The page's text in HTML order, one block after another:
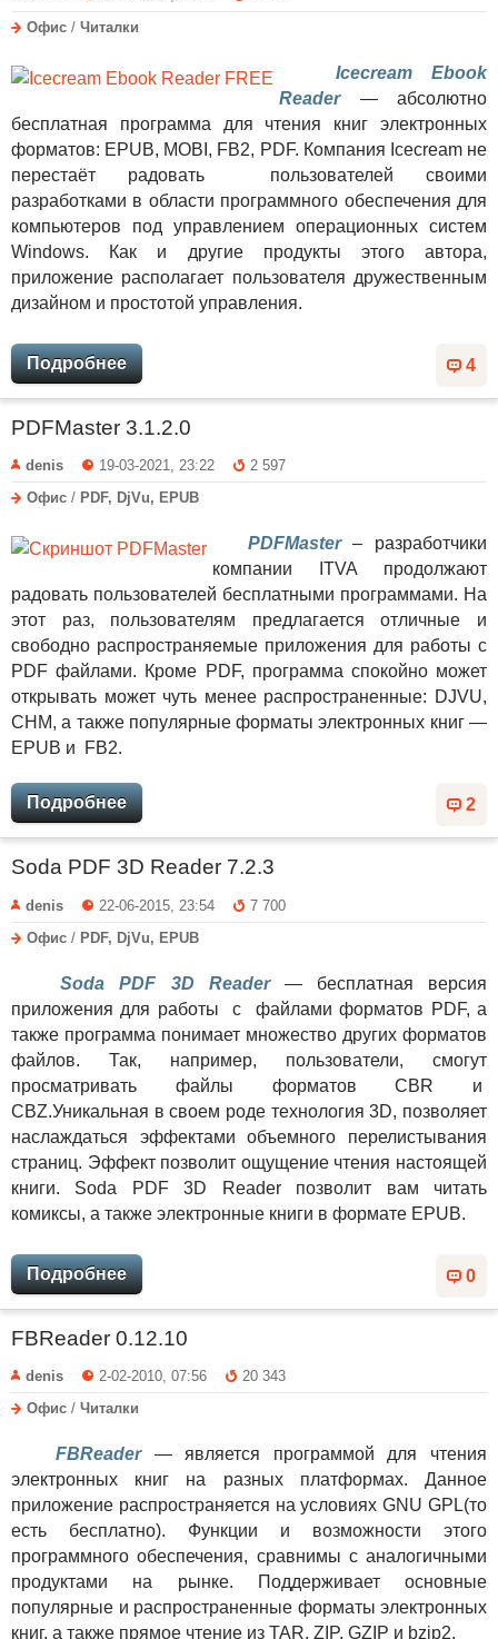
Офис / Читалки
Icecream Ebook
Reader— абсолютно
бесплатная программа для чтения книг электронных
форматов: EPUB, MOBI, FB2, PDF. Компания Icecream не
перестаёт радовать пользователей своими
разработками в области программного обеспечения для
компьютеров под управлением операционных систем
Windows. Как и другие продукты этого автора,
приложение располагает пользователя дружественным
дизайном и простотой управления.
4
Подробнее
PDFMaster 3.1.2.0
denis 19-03-2021, 23:22
2 597
Офис / PDF, DjVu, EPUB
PDFMaster– разработчики
компании ITVA продолжают
радовать пользователей бесплатными программами. На
этот раз, пользователям предлагается отличные и
свободно распространяемые приложения для работы с
PDF файлами. Кроме PDF, программа спокойно может
открывать может чуть менее распространенные: DJVU,
CHM, а также популярные форматы электронных книг —
EPUB и FB2.
2
Подробнее
Soda PDF 3D Reader 7.2.3
denis 22-06-2015, 23:54
7 700
Офис / PDF, DjVu, EPUB
Soda PDF 3D Reader— бесплатная версия
приложения для работы с файлами форматов PDF, а
также программа понимает множество других форматов
файлов. Так, например, пользователи, смогут
просматривать файлы форматов CBR и
CBZ.Уникальная в своем роде технология 3D, позволяет
наслаждаться эффектами объемного перелистывания
страниц. Эффект позволит ощущение чтения настоящей
книги. Soda PDF 3D Reader позволит вам читать
комиксы, а также электронные книги в формате EPUB.
0
Подробнее
FBReader 0.12.10
denis 2-02-2010, 07:56
20 343
Офис / Читалки
FBReader— является программой для чтения
электронных книг на разных платформах. Данное
приложение распространяется на условиях GNU GPL(то
есть бесплатно). Функции и возможности этого
программного обеспечения, сравнимы с аналогичными
продуктами на рынке. Поддерживает основные
популярные и распространенные форматы электронных
книг, а также прямое чтение из TAR, ZIP, GZIP и bzip2.